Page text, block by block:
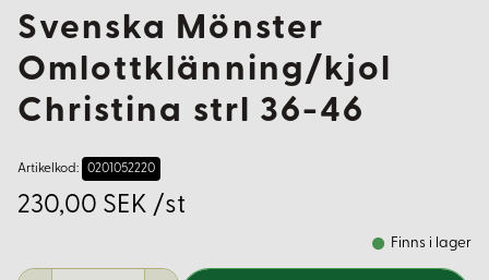
Svenska Mönster
Omlottklänning/kjol
Christina strl 36-46
Artikelkod: 0201052220
230,00 SEK /st
Finns i lager